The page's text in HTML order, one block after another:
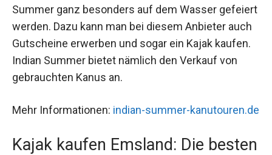
Summer ganz besonders auf dem Wasser gefeiert
werden. Dazu kann man bei diesem Anbieter auch
Gutscheine erwerben und sogar ein Kajak kaufen.
Indian Summer bietet nämlich den Verkauf von
gebrauchten Kanus an.
Mehr Informationen: indian-summer-kanutouren.de
Kajak kaufen Emsland: Die besten